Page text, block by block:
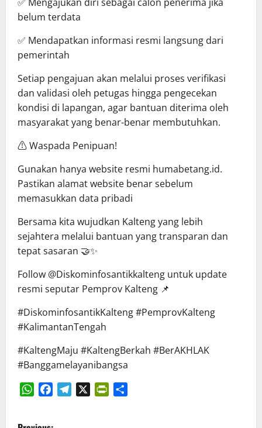
belum terdata
✅ Mendapatkan informasi resmi langsung dari
pemerintah
Setiap pengajuan akan melalui proses verifikasi
dan validasi oleh petugas hingga pengecekan
kondisi di lapangan, agar bantuan diterima oleh
masyarakat yang benar-benar membutuhkan.
⚠️ Waspada Penipuan!
Gunakan hanya website resmi humabetang.id.
Pastikan alamat website benar sebelum
memasukkan data pribadi
Bersama kita wujudkan Kalteng yang lebih
sejahtera melalui bantuan yang transparan dan
tepat sasaran 🤝✨
Follow @Diskominfosantikkalteng untuk update
resmi seputar Pemprov Kalteng 📌
#DiskominfosantikKalteng #PemprovKalteng
#KalimantanTengah
#KaltengMaju #KaltengBerkah #BerAKHLAK
#Banggamelayanibangsa